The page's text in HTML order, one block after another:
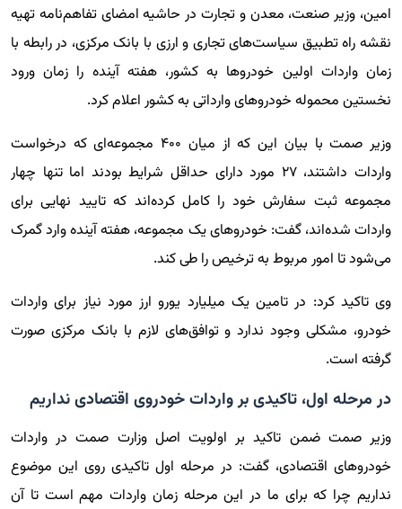
امین، وزیر صنعت، معدن و تجارت در حاشیه امضای تفاهم‌نامه تهیه
نقشه راه تطبیق سیاست‌های تجاری و ارزی با بانک مرکزی، در رابطه با
زمان ‌واردات اولین خودروها به کشور، هفته آینده‌ را زمان ورود
نخستین محموله خودروهای وارداتی به کشور اعلام کرد.
وزیر صمت با بیان این که از میان ۴۰۰ مجموعه‌ای که درخواست
واردات داشتند، ۲۷ مورد دارای حداقل شرایط بودند اما تنها چهار
مجموعه ثبت سفارش خود را کامل کرده‌اند که تایید نهایی برای
واردات شده‌اند، گفت: خودروهای یک مجموعه، هفته آینده وارد گمرک
می‌شود تا امور مربوط به ترخیص را طی کند.
وی تاکید کرد: در تامین یک میلیارد یورو ارز مورد نیاز برای واردات
خودرو، مشکلی وجود ندارد و توافق‌های لازم با بانک مرکزی صورت
گرفته است.
در مرحله اول، تاکیدی بر واردات خودروی اقتصادی نداریم
وزیر صمت ضمن تاکید بر اولویت اصل وزارت صمت در واردات
خودروهای اقتصادی، گفت: در مرحله اول تاکیدی روی این موضوع
نداریم چرا که برای ما در این مرحله زمان واردات مهم است تا آن